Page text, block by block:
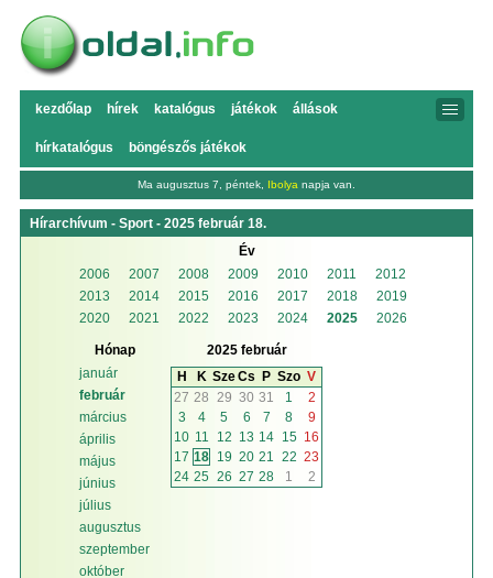
kezdőlap hírek katalógus játékok állások
hírkatalógus böngészős játékok
Ma augusztus 7, péntek, Ibolya napja van.
Hírarchívum - Sport - 2025 február 18.
Év
2006
2007 2008 2009 2010 2011
2012
2013
2014 2015 2016 2017 2018
2019
2020
2021 2022 2023 2024 2025 2026
Hónap
január
február
március
április
május
június
július
augusztus
szeptember
október
2025 február
H
K SzeCs P Szo V
27 28 29 30 31 1
2
3
4 5 6 7 8
9
10 11 12 13 14 15 16
17 18 19 20 21 22 23
24 25 26 27 28 1 2